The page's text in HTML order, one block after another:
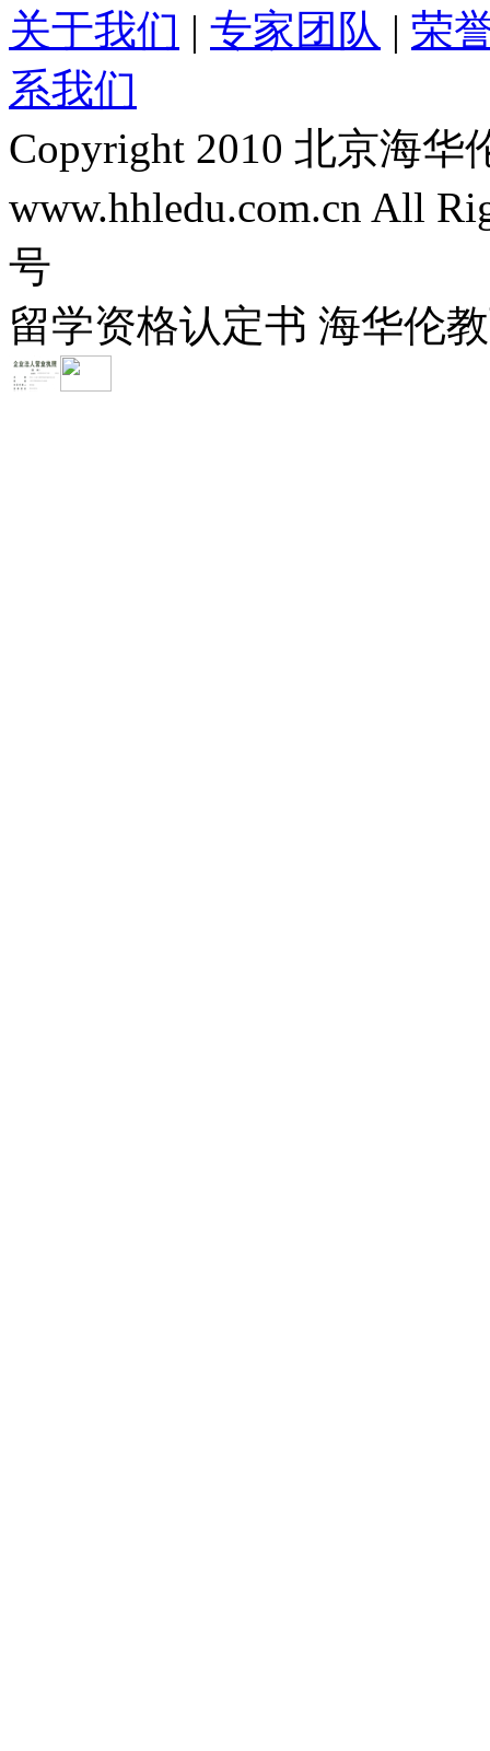
关于我们 | 专家团队 | 荣
系我们
Copyright 2010 北京海
www.hhledu.com.cn All
号
留学资格认定书 海华伦